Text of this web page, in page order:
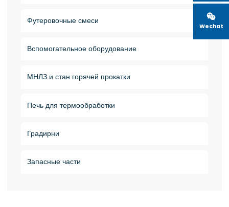

Wechat
Футеровочные смеси
Вспомогательное оборудование
МНЛЗ и стан горячей прокатки
Печь для термообработки
Градирни
Запасные части